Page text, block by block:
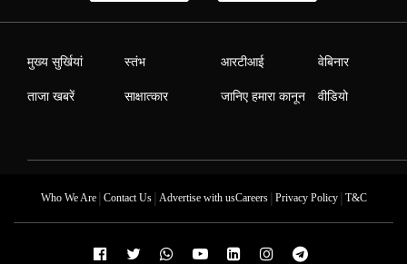
मुख्य सुर्खियां
ताजा खबरें
स्तंभ
साक्षात्कार
आरटीआई
जानिए हमारा कानून
वेबिनार
वीडियो
Who We Are| Contact Us| Advertise with usCareers| Privacy Policy| T&C